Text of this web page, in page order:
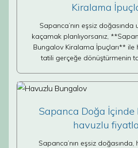
Kiralama
Sapanca’nın eşsiz
kaçamak planlıyorsanız,
Bungalov Kiralama İpuçları** ile
tatili gerçeğe dönüştürmenin
Sapanca Doğa İçinde
havuzlu
Sapanca’nın eşsiz